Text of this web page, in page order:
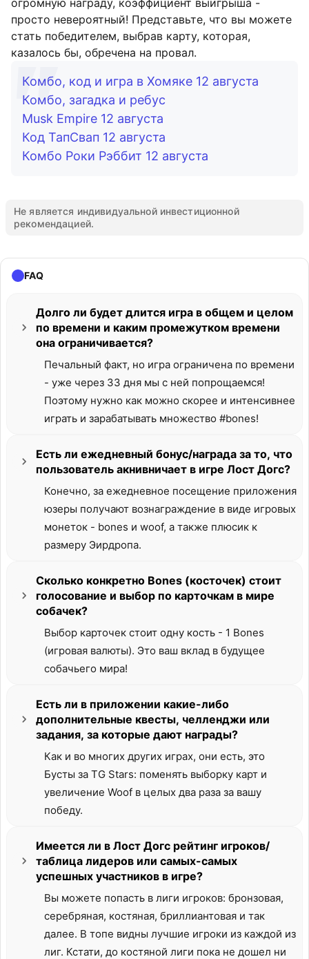
огромную награду, коэффициент выигрыша -
просто невероятный! Представьте, что вы можете
стать победителем, выбрав карту, которая,
казалось бы, обречена на провал.
Комбо, код и игра в Хомяке 12 августа
Комбо, загадка и ребус
Musk Empire 12 августа
Код ТапСвап 12 августа
Комбо Роки Рэббит 12 августа
Не является индивидуальной инвестиционной
рекомендацией.
FAQ
Долго ли будет длится игра в общем и целом
по времени и каким промежутком времени
она ограничивается?
Печальный факт, но игра ограничена по времени
- уже через 33 дня мы с ней попрощаемся!
Поэтому нужно как можно скорее и интенсивнее
играть и зарабатывать множество #bones!
Есть ли ежедневный бонус/награда за то, что
пользователь акнивничает в игре Лост Догс?
Конечно, за ежедневное посещение приложения
юзеры получают вознаграждение в виде игровых
монеток - bones и woof, а также плюсик к
размеру Эирдропа.
Сколько конкретно Bones (косточек) стоит
голосование и выбор по карточкам в мире
собачек?
Выбор карточек стоит одну кость - 1 Bones
(игровая валюты). Это ваш вклад в будущее
собачьего мира!
Есть ли в приложении какие-либо
дополнительные квесты, челленджи или
задания, за которые дают награды?
Как и во многих других играх, они есть, это
Бусты за TG Stars: поменять выборку карт и
увеличение Woof в целых два раза за вашу
победу.
Имеется ли в Лост Догс рейтинг игроков/
таблица лидеров или самых-самых
успешных участников в игре?
Вы можете попасть в лиги игроков: бронзовая,
серебряная, костяная, бриллиантовая и так
далее. В топе видны лучшие игроки из каждой из
лиг. Кстати, до костяной лиги пока не дошел ни